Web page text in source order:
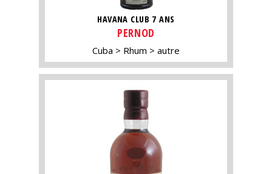
HAVANA CLUB 7 ANS
PERNOD
Cuba Rhum autre